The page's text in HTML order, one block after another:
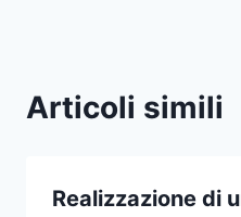
Articoli simili
Realizzazione di